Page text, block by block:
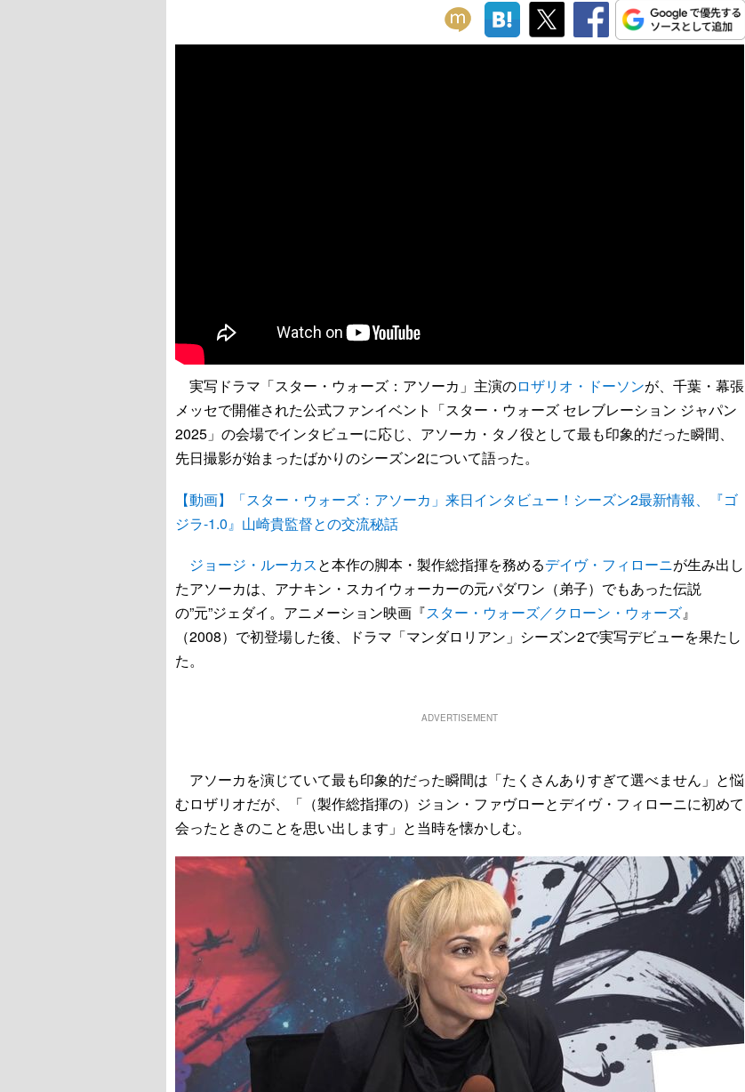
実写ドラマ「スター・ウォーズ：アソーカ」主演のロザリオ・ドーソンが、千葉・幕張
メッセで開催された公式ファンイベント「スター・ウォーズ セレブレーション ジャパン
2025」の会場でインタビューに応じ、アソーカ・タノ役として最も印象的だった瞬間、
先日撮影が始まったばかりのシーズン2について語った。
【動画】「スター・ウォーズ：アソーカ」来日インタビュー！シーズン2最新情報、『ゴ
ジラ-1.0』山崎貴監督との交流秘話
ジョージ・ルーカスと本作の脚本・製作総指揮を務めるデイヴ・フィローニが生み出し
たアソーカは、アナキン・スカイウォーカーの元パダワン（弟子）でもあった伝説
の”元”ジェダイ。アニメーション映画『スター・ウォーズ／クローン・ウォーズ』
（2008）で初登場した後、ドラマ「マンダロリアン」シーズン2で実写デビューを果たし
た。
ADVERTISEMENT
アソーカを演じていて最も印象的だった瞬間は「たくさんありすぎて選べません」と悩
むロザリオだが、「（製作総指揮の）ジョン・ファヴローとデイヴ・フィローニに初めて
会ったときのことを思い出します」と当時を懐かしむ。